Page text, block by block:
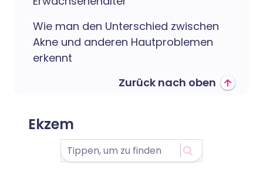
Wie man den Unterschied zwischen
Akne und anderen Hautproblemen
erkennt
Zurück nach oben
Ekzem